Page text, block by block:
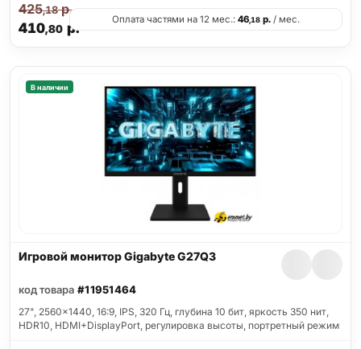
410,80р.
425,18р.
Оплата частями на 12 мес.: 46,18 р. / мес.
В наличии
Игровой монитор Gigabyte G27Q3
код товара #11951464
27", 2560x1440, 16:9, IPS, 320 Гц, глубина 10 бит, яркость 350 нит,
HDR10, HDMI+DisplayPort, регулировка высоты, портретный режим